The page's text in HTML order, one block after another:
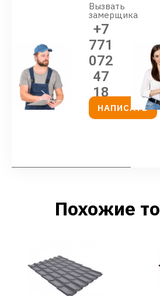
Вызвать
замерщика
+7
771
072
47
18
НАПИСАТЬ
Похожие